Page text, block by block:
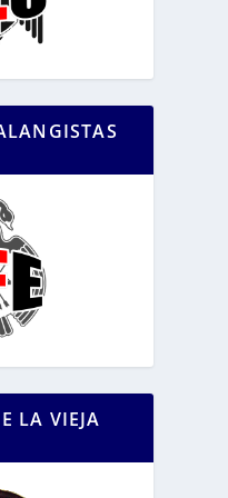
LA VIEJA